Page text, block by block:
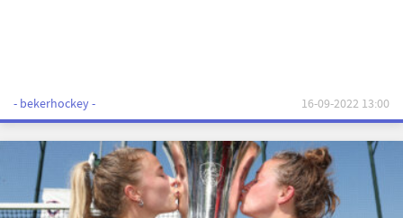
- bekerhockey - 16-09-2022 13:00